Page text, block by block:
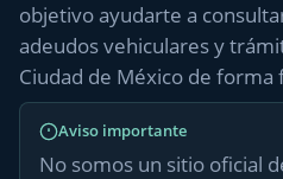
objetivo ayudarte a
adeudos vehiculares y
Ciudad de México de forma
Aviso importante
No somos un sitio oficial